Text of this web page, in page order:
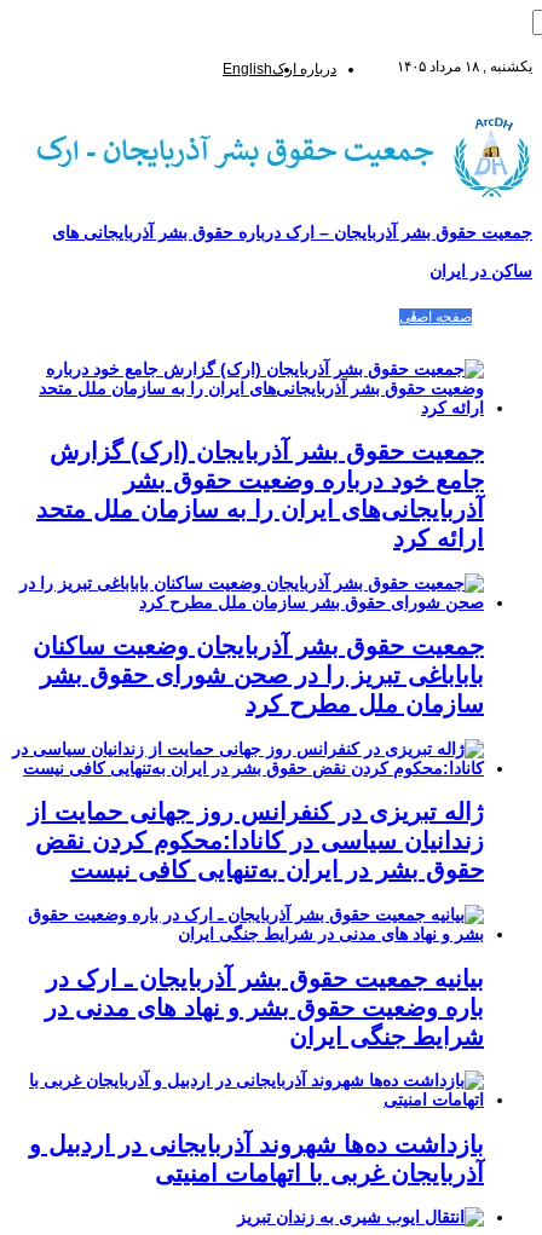
یکشنبه , ۱۸ مرداد ۱۴۰۵ درباره ارکEnglish
جمعیت حقوق بشر آذربایجان – ارک درباره حقوق بشر آذربایجانی های
ساکن در ایران
صفحه اصلی
جمعیت حقوق بشر آذربایجان (ارک) گزارش
جامع خود درباره وضعیت حقوق بشر
آذربایجانی‌های ایران را به سازمان ملل متحد
ارائه کرد
جمعیت حقوق بشر آذربایجان وضعیت ساکنان
باباباغی تبریز را در صحن شورای حقوق بشر
سازمان ملل مطرح کرد
ژاله تبریزی در کنفرانس روز جهانی حمایت از
زندانیان سیاسی در کانادا:محکوم کردن نقض
حقوق بشر در ایران به‌تنهایی کافی نیست
بیانیه جمعیت حقوق بشر آذربایجان ـ ارک در
باره وضعیت حقوق بشر و نهاد های مدنی در
شرایط جنگی ایران
بازداشت ده‌ها شهروند آذربایجانی در اردبیل و
آذربایجان غربی با اتهامات امنیتی